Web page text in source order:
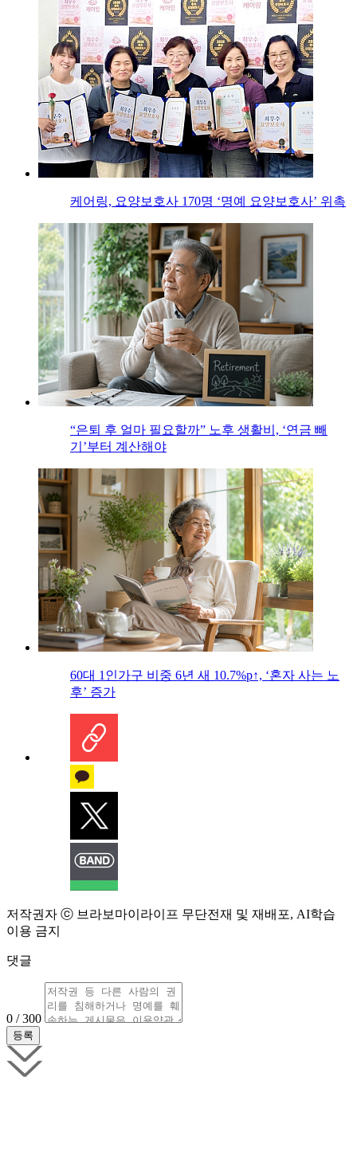
케어링, 요양보호사 170명 ‘명예 요양보호사’ 위촉
“은퇴 후 얼마 필요할까” 노후 생활비, ‘연금 빼
기’부터 계산해야
60대 1인가구 비중 6년 새 10.7%p↑, ‘혼자 사는 노
후’ 증가
저작권자 ⓒ 브라보마이라이프 무단전재 및 재배포, AI학습
이용 금지
댓글
0 / 300